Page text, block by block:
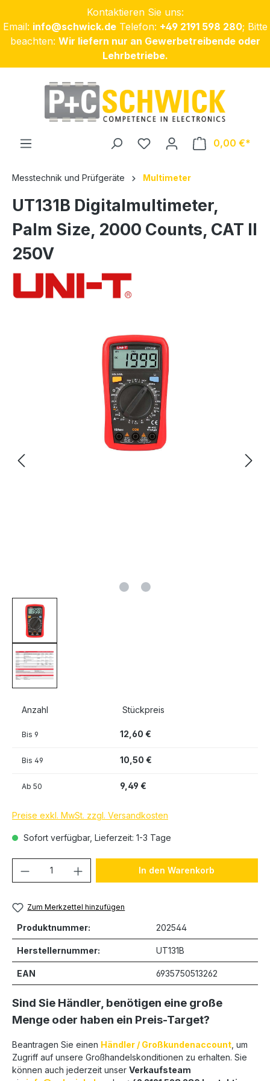
Zum Hauptinhalt springenKontaktieren Sie uns:
Email: info@schwick.deTelefon: +49 2191 598 280; Bitte
beachten: Wir liefern nur an Gewerbetreibende oder
Lehrbetriebe.
0,00 €
Messtechnik und Prüfgeräte Multimeter
UT131B Digitalmultimeter,
Palm Size, 2000 Counts, CAT II
250V
Anzahl Stückpreis
Bis 9 12,60 €
Bis 49 10,50 €
Ab 50 9,49 €
Preise exkl. MwSt. zzgl. Versandkosten
Sofort verfügbar, Lieferzeit: 1-3 Tage
Produkt Anzahl: Gib denIn den Warenkorb
Zum Merkzettel hinzufügen
Produktnummer: 202544
Herstellernummer: UT131B
EAN 6935750513262
Sind Sie Händler, benötigen eine große
Menge oder haben ein Preis-Target?
Beantragen Sie einen Händler / Großkundenaccount , um
Zugriff auf unsere Großhandelskonditionen zu erhalten. Sie
können auch jederzeit unser Verkaufsteam